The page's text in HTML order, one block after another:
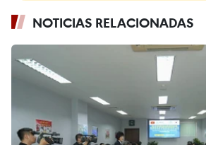
NOTICIAS RELACIONADAS